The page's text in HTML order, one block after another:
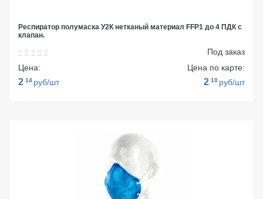
Респиратор полумаска У2К нетканый материал FFP1 до 4 ПДК с
клапан.
Под заказ
Цена:
2 14 руб/шт
Цена по карте:
2 10 руб/шт